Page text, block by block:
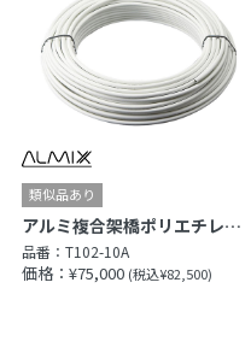
アルミ複合架橋ポリエチレン管（Type X）
品番： T102-10A
価格：¥75,000 (税込¥82,500)